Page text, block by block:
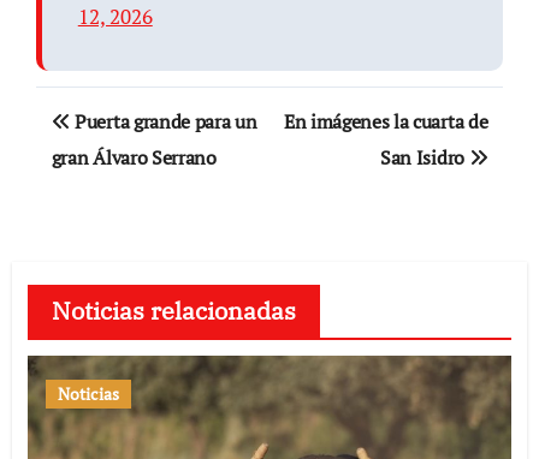
12, 2026
Navegación
de
Puerta grande para un
gran Álvaro Serrano
En imágenes la cuarta de
San Isidro
Noticias relacionadas
Noticias